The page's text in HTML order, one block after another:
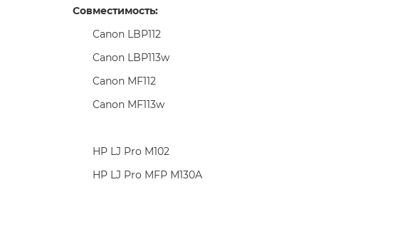
Совместимость:
Canon LBP112
Canon LBP113w
Canon MF112
Canon MF113w
HP LJ Pro M102
HP LJ Pro MFP M130A